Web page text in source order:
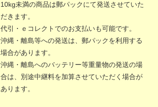
10kg未満の商品は郵パックにて発送させていた
だきます。
代引・ｅコレクトでのお支払いも可能です。
沖縄・離島等への発送は、郵パックを利用する
場合があります。
沖縄・離島へのバッテリー等重量物の発送の場
合は、別途中継料を加算させていただく場合が
あります。